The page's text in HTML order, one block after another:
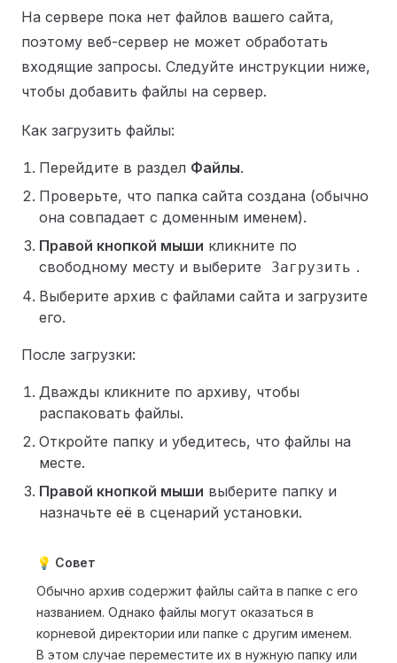
На сервере пока нет файлов вашего сайта,
поэтому веб-сервер не может обработать
входящие запросы. Следуйте инструкции ниже,
чтобы добавить файлы на сервер.
Как загрузить файлы:
Перейдите в раздел Файлы.
Проверьте, что папка сайта создана (обычно
она совпадает с доменным именем).
Правой кнопкой мыши кликните по
свободному месту и выберите
Загрузить .
Выберите архив с файлами сайта и загрузите
его.
После загрузки:
Дважды кликните по архиву, чтобы
распаковать файлы.
Откройте папку и убедитесь, что файлы на
месте.
Правой кнопкой мыши выберите папку и
назначьте её в сценарий установки.
💡 Совет
Обычно архив содержит файлы сайта в папке с его
названием. Однако файлы могут оказаться в
корневой директории или папке с другим именем.
В этом случае переместите их в нужную папку или